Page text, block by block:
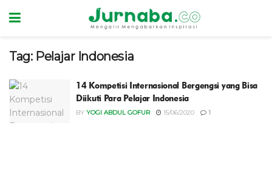
Tag: Pelajar Indonesia
14 Kompetisi Internasional Bergengsi yang Bisa
Diikuti Para Pelajar Indonesia
BY YOGI ABDUL GOFUR 15/06/2020 1